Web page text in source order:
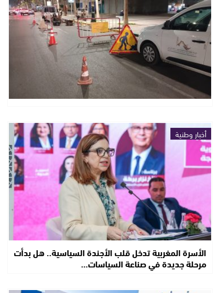
أخبار وطنية
الأسرة المغربية تدخل قلب الأجندة السياسية.. هل بدأت
مرحلة جديدة في صناعة السياسات…